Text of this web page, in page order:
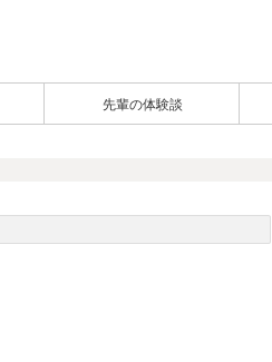
先輩の体験談